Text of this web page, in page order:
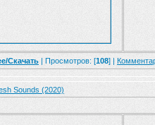
Скачать | Просмотров: [108] |
Sounds (2020)